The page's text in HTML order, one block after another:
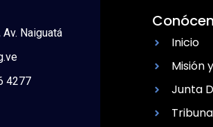
Av. Naiguatá
4277
Inicio
Misión
Junta